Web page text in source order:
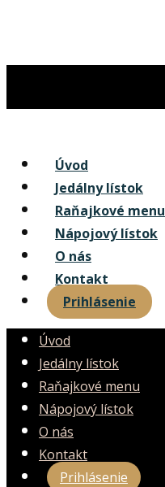
Úvod
Jedálny lístok
Raňajkové menu
Nápojový lístok
O nás
Kontakt
Prihlásenie
Úvod
Jedálny lístok
Raňajkové menu
Nápojový lístok
O nás
Kontakt
Prihlásenie